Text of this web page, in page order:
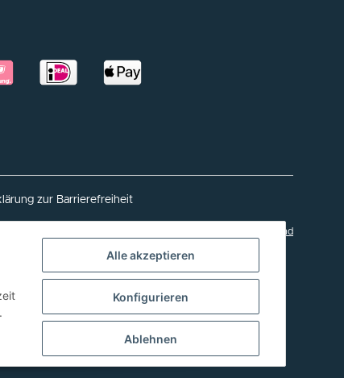
Alle akzeptieren
Konfigurieren
Ablehnen
.
zur Barrierefreiheit
Versand
Powered byJTL-Shop
Verbindung mit der Bestellabwicklung sowie
Diese Maßnahme wird kofinanziert von der
auf der Grundlage des vom sächsischen